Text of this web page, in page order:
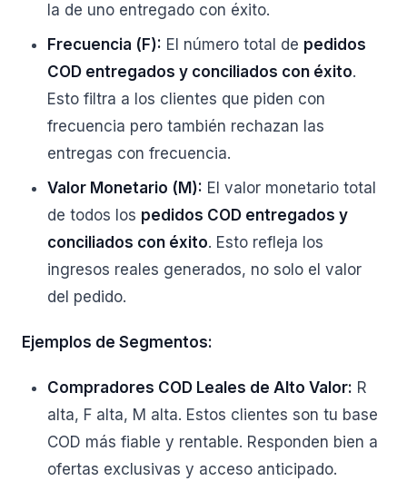
la de uno entregado con éxito.
Frecuencia (F): El número total de pedidos
COD entregados y conciliados con éxito.
Esto filtra a los clientes que piden con
frecuencia pero también rechazan las
entregas con frecuencia.
Valor Monetario (M): El valor monetario total
de todos los pedidos COD entregados y
conciliados con éxito. Esto refleja los
ingresos reales generados, no solo el valor
del pedido.
Ejemplos de Segmentos:
Compradores COD Leales de Alto Valor: R
alta, F alta, M alta. Estos clientes son tu base
COD más fiable y rentable. Responden bien a
ofertas exclusivas y acceso anticipado.